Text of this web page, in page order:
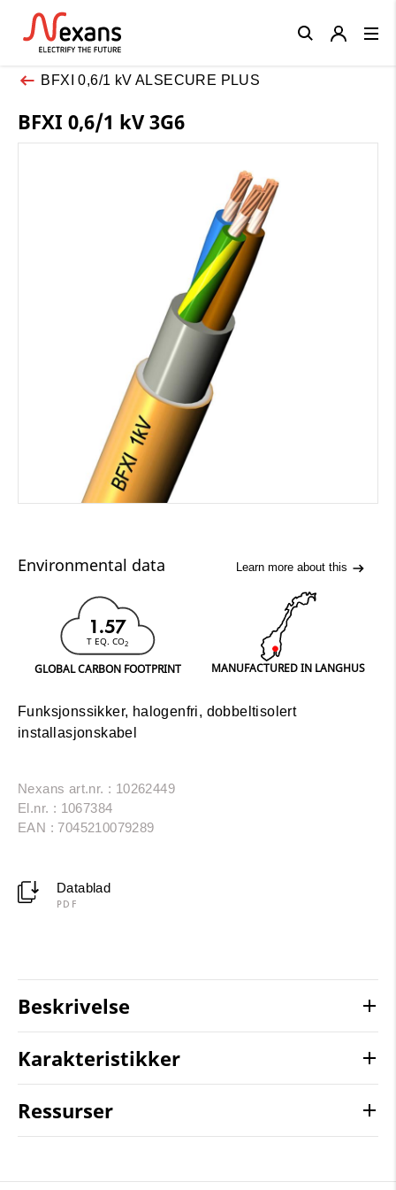
BFXI 0,6/1 kV ALSECURE PLUS
BFXI 0,6/1 kV 3G6
Environmental data Learn more about this
1.57
T EQ. CO2
GLOBAL CARBON FOOTPRINT MANUFACTURED IN LANGHUS
Funksjonssikker, halogenfri, dobbeltisolert
installasjonskabel
Nexans art.nr. : 10262449
El.nr. : 1067384
EAN : 7045210079289
Datablad
PDF
Beskrivelse
Karakteristikker
Ressurser
Close